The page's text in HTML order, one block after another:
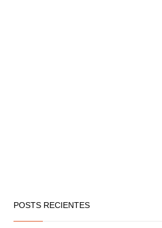
POSTS RECIENTES